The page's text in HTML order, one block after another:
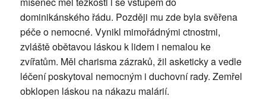
dominikánského řádu. Později mu zde byla svěřena
péče o nemocné. Vynikl mimořádnými ctnostmi,
zvláště obětavou láskou k lidem i nemalou ke
zvířatům. Měl charisma zázraků, žil asketicky a vedle
léčení poskytoval nemocným i duchovní rady. Zemřel
obklopen láskou na nákazu malárií.